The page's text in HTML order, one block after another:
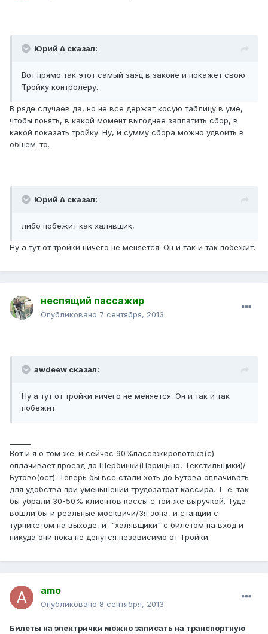
Юрий А сказал:
Вот прямо так этот самый заяц в законе и покажет свою
Тройку контролёру.
В ряде случаев да, но не все держат косую таблицу в уме,
чтобы понять, в какой момент выгоднее заплатить сбор, в
какой показать тройку. Ну, и сумму сбора можно удвоить в
общем-то.
Юрий А сказал:
либо побежит как халявщик,
Ну а тут от тройки ничего не меняется. Он и так и так побежит.
неспящий пассажир
Опубликовано 7 сентября, 2013
awdeew сказал:
Ну а тут от тройки ничего не меняется. Он и так и так
побежит.
Вот и я о том же. и сейчас 90%пассажиропотока(с)
оплачивает проезд до Щербинки(Царицыно, Текстильщики)/
Бутово(ост). Теперь бы все стали хоть до Бутова оплачивать
для удобства при уменьшении трудозатрат кассира. Т. е. так
бы убрали 30-50% клиентов кассы с той же выручкой. Туда
вошли бы и реальные москвичи/3я зона, и станции с
турникетом на выходе, и "халявщики" с билетом на вход и
никуда они пока не денутся независимо от Тройки.
amo
Опубликовано 8 сентября, 2013
Билеты на электрички можно записать на транспортную